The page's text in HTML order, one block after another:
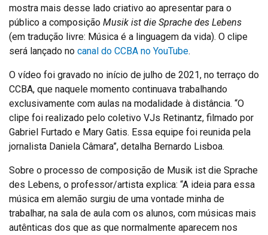
mostra mais desse lado criativo ao apresentar para o
público a composição Musik ist die Sprache des Lebens
(em tradução livre: Música é a linguagem da vida). O clipe
será lançado no canal do CCBA no YouTube.
O vídeo foi gravado no início de julho de 2021, no terraço do
CCBA, que naquele momento continuava trabalhando
exclusivamente com aulas na modalidade à distância. “O
clipe foi realizado pelo coletivo VJs Retinantz, filmado por
Gabriel Furtado e Mary Gatis. Essa equipe foi reunida pela
jornalista Daniela Câmara”, detalha Bernardo Lisboa.
Sobre o processo de composição de Musik ist die Sprache
des Lebens, o professor/artista explica: “A ideia para essa
música em alemão surgiu de uma vontade minha de
trabalhar, na sala de aula com os alunos, com músicas mais
autênticas dos que as que normalmente aparecem nos